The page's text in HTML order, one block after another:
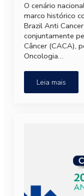
O cenário
marco histórico
Brazil Anti
conjuntamente
Câncer (CACA),
Oncologia…
Leia mais